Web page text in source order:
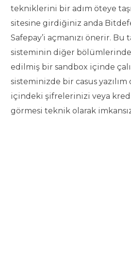
tekniklerini bir adım öteye
sitesine girdiğiniz anda
Safepay’i açmanızı önerir. Bu
sisteminin diğer
edilmiş bir sandbox içinde
sisteminizde bir casus yazılım
içindeki şifrelerinizi veya
görmesi teknik olarak